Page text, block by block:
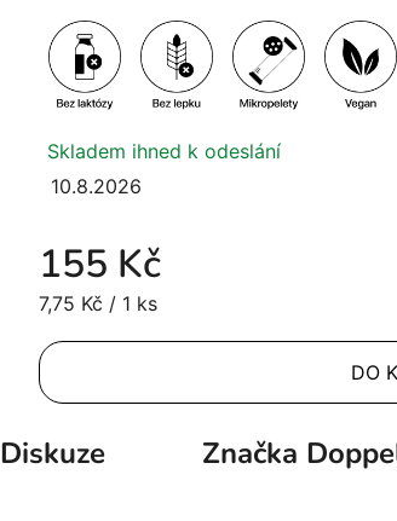
Skladem ihned k odeslání
10.8.2026
155 Kč
Měrná cena:
7,75 Kč / 1 ks
DO
Diskuze Značka